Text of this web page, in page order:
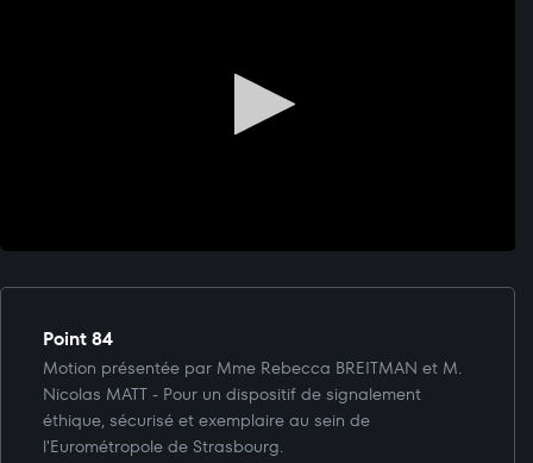
Point 84
Motion présentée par Mme Rebecca BREITMAN et M.
Nicolas MATT - Pour un dispositif de signalement
éthique, sécurisé et exemplaire au sein de
l'Eurométropole de Strasbourg.